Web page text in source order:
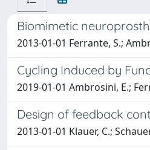
Biomimetic
2013-01-01 Ferrante, S.;
Cycling Induced by
2019-01-01 Ambrosini, E.;
Design of feedback
2013-01-01 Klauer, C.;